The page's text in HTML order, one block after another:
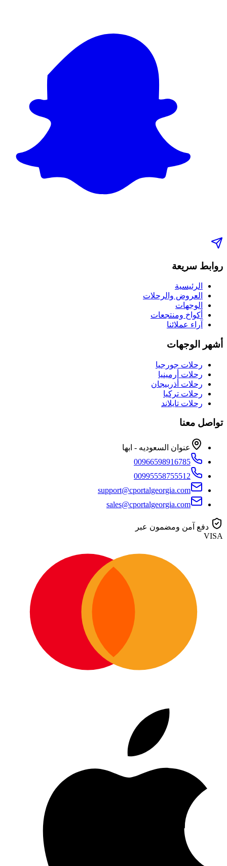
روابط سريعة
الرئيسية
العروض والرحلات
الوجهات
أكواخ ومنتجعات
آراء عملائنا
أشهر الوجهات
رحلات جورجيا
رحلات أرمينيا
رحلات أذربيجان
رحلات تركيا
رحلات تايلاند
تواصل معنا
عنوان السعوديه - ابها
00966598916785
00995558755512
support@cportalgeorgia.com
sales@cportalgeorgia.com
دفع آمن ومضمون عبر
VISA